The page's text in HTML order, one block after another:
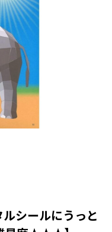
シールにうっと